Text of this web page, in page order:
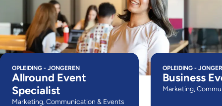
OPLEIDING - JONGEREN
Allround Event
Specialist
Marketing, Communication & Events
OPLEIDING -
Business
Marketing,